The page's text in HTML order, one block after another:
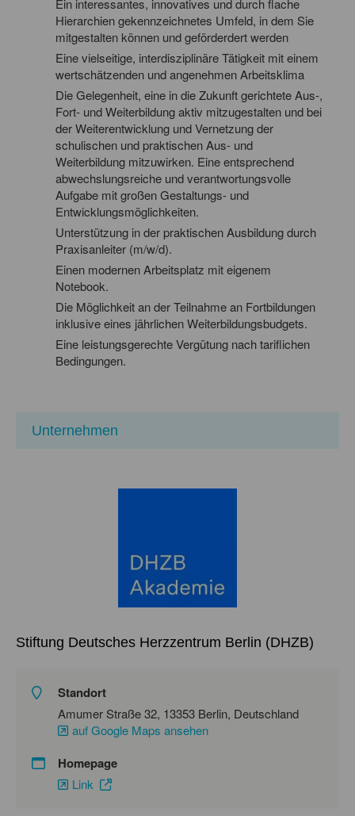
Ein interessantes, innovatives und durch flache
Hierarchien gekennzeichnetes Umfeld, in dem Sie
mitgestalten können und geförderdert werden
Eine vielseitige, interdisziplinäre Tätigkeit mit einem
wertschätzenden und angenehmen Arbeitsklima
Die Gelegenheit, eine in die Zukunft gerichtete Aus-,
Fort- und Weiterbildung aktiv mitzugestalten und bei
der Weiterentwicklung und Vernetzung der
schulischen und praktischen Aus- und
Weiterbildung mitzuwirken. Eine entsprechend
abwechslungsreiche und verantwortungsvolle
Aufgabe mit großen Gestaltungs- und
Entwicklungsmöglichkeiten.
Unterstützung in der praktischen Ausbildung durch
Praxisanleiter (m/w/d).
Einen modernen Arbeitsplatz mit eigenem
Notebook.
Die Möglichkeit an der Teilnahme an Fortbildungen
inklusive eines jährlichen Weiterbildungsbudgets.
Eine leistungsgerechte Vergütung nach tariflichen
Bedingungen.
Unternehmen
Stiftung Deutsches Herzzentrum Berlin (DHZB)
Standort
Amumer Straße 32, 13353 Berlin, Deutschland
auf Google Maps ansehen
Homepage
Link